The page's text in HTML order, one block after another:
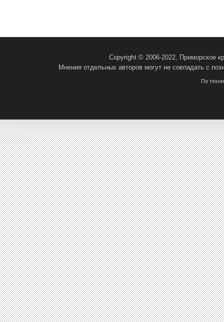
Copyright © 2006-2022, Приморское
Мнения отдельных авторов могут не совпадать с
По